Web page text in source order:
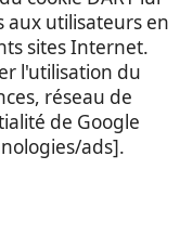
aux utilisateurs en
sites Internet.
l'utilisation du
réseau de
de Google
ads].